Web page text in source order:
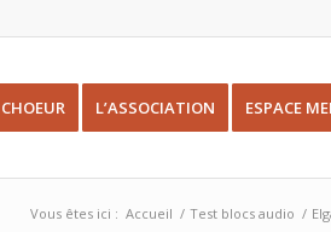
L’ASSOCIATION ESPACE
Vous êtes ici : Accueil / Test blocs audio /